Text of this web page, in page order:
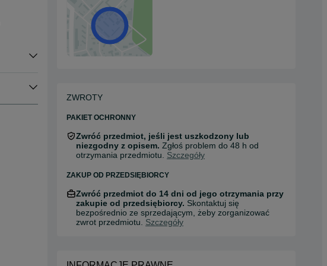
ZWROTY
PAKIET OCHRONNY
Zwróć przedmiot, jeśli jest uszkodzony lub
niezgodny z opisem. Zgłoś problem do 48 h od
otrzymania przedmiotu. Szczegóły
ZAKUP OD PRZEDSIĘBIORCY
Zwróć przedmiot do 14 dni od jego otrzymania przy
zakupie od przedsiębiorcy. Skontaktuj się
bezpośrednio ze sprzedającym, żeby zorganizować
zwrot przedmiotu. Szczegóły